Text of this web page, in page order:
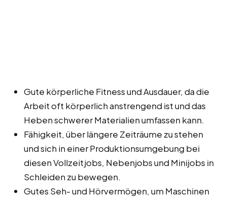
Gute körperliche Fitness und Ausdauer, da die
Arbeit oft körperlich anstrengend ist und das
Heben schwerer Materialien umfassen kann.
Fähigkeit, über längere Zeiträume zu stehen
und sich in einer Produktionsumgebung bei
diesen Vollzeitjobs, Nebenjobs und Minijobs in
Schleiden zu bewegen.
Gutes Seh- und Hörvermögen, um Maschinen